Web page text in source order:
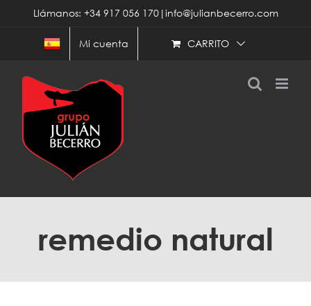
contenido
Llámanos: +34 917 056 170|info@julianbecerro.com
Mi cuenta CARRITO
remedio natural